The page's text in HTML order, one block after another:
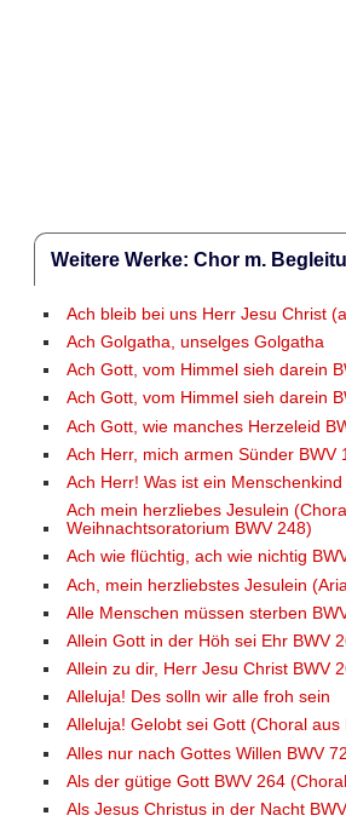
Weitere Werke: Chor m.
Ach bleib bei uns Herr Jesu Christ
Ach Golgatha, unselges Golgatha
Ach Gott, vom Himmel sieh darein
Ach Gott, vom Himmel sieh darein
Ach Gott, wie manches Herzeleid
Ach Herr, mich armen Sünder BWV
Ach Herr! Was ist ein
Ach mein herzliebes Jesulein
Weihnachtsoratorium BWV 248)
Ach wie flüchtig, ach wie nichtig
Ach, mein herzliebstes Jesulein
Alle Menschen müssen sterben
Allein Gott in der Höh sei Ehr BWV
Allein zu dir, Herr Jesu Christ BWV
Alleluja! Des solln wir alle froh sein
Alleluja! Gelobt sei Gott (Choral aus
Alles nur nach Gottes Willen BWV
Als der gütige Gott BWV 264
Als Jesus Christus in der Nacht